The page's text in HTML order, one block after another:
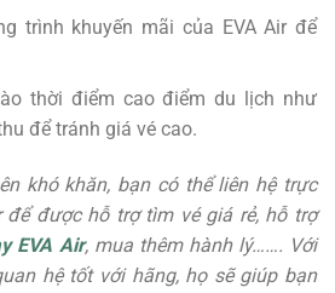
trình khuyến mãi của EVA Air để
thời điểm cao điểm du lịch như
để tránh giá vé cao.
khó khăn, bạn có thể liên hệ trực
để được hỗ trợ tìm vé giá rẻ, hỗ trợ
EVA Air, mua thêm hành lý……. Với
hệ tốt với hãng, họ sẽ giúp bạn